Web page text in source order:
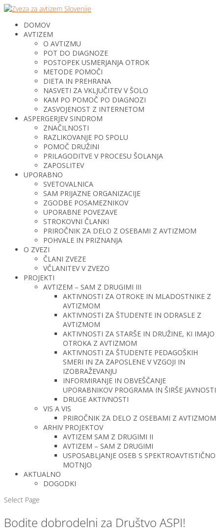
DOMOV
AVTIZEM
O AVTIZMU
POT DO DIAGNOZE
POSTOPEK USMERJANJA OTROK
METODE POMOČI
DIETA IN PREHRANA
NASVETI ZA VKLJUČITEV V ŠOLO
KAM PO POMOČ PO DIAGNOZI
ZASVOJENOST Z INTERNETOM
ASPERGERJEV SINDROM
ZNAČILNOSTI
RAZLIKOVANJE PO SPOLU
POMOČ DRUŽINI
PRILAGODITVE V PROCESU ŠOLANJA
ZAPOSLITEV
UPORABNO
SVETOVALNICA
SAM PRIJAZNE ORGANIZACIJE
ZGODBE POSAMEZNIKOV
UPORABNE POVEZAVE
STROKOVNI ČLANKI
PRIROČNIK ZA DELO Z OSEBAMI Z AVTIZMOM
POHVALE IN PRIZNANJA
O ZVEZI
ČLANI ZVEZE
VČLANITEV V ZVEZO
PROJEKTI
AVTIZEM – SAM Z DRUGIMI III
AKTIVNOSTI ZA OTROKE IN MLADOSTNIKE Z
AVTIZMOM
AKTIVNOSTI ZA ŠTUDENTE IN ODRASLE Z
AVTIZMOM
AKTIVNOSTI ZA STARŠE IN DRUŽINE, KI IMAJO
OTROKA Z AVTIZMOM
AKTIVNOSTI ZA ŠTUDENTE PEDAGOŠKIH
SMERI IN ZA ZAPOSLENE V VZGOJI IN
IZOBRAŽEVANJU
INFORMIRANJE IN OBVEŠČANJE
UPORABNIKOV PROGRAMA IN ŠIRŠE JAVNOSTI
DRUGE AKTIVNOSTI
VIS A VIS
PRIROČNIK ZA DELO Z OSEBAMI Z AVTIZMOM
ARHIV PROJEKTOV
AVTIZEM SAM Z DRUGIMI II
AVTIZEM – SAM Z DRUGIMI
USPOSABLJANJE OSEB S SPEKTROAVTISTIČNO
MOTNJO
AKTUALNO
DOGODKI
Select Page
Bodite dobrodelni za Društvo ASPI!